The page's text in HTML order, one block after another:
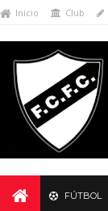
Inicio Club
FÚTBOL